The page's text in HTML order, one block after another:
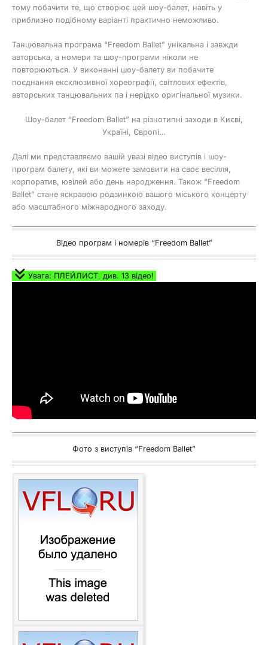
тому побачити те, що створює цей шоу-балет, навіть у
приблизно подібному варіанті практично неможливо.
Танцювальна програма “Freedom Ballet” унікальна і завжди
авторська, а номери та шоу-програми ніколи не
повторюються. У виконанні шоу-балету ви побачите
поєднання ексклюзивної хореографії, світлових ефектів,
авторських танцювальних па і нерідко оригінальної музики.
Шоу-балет “Freedom Ballet” на різнотипні заходи в Києві,
Україні, Європі…
Далі ми представляємо вашій увазі відео виступів і шоу-
програм балету, які ви можете замовити на своє весілля,
корпоратив, ювілей або день народження. Також “Freedom
Ballet” стане яскравою родзинкою вашого міського концерту
або масштабного міжнародного заходу.
Відео програм і номерів “Freedom Ballet”
Увага: ПЛЕЙЛИСТ, див. 13 відео!
Фото з виступів “Freedom Ballet”